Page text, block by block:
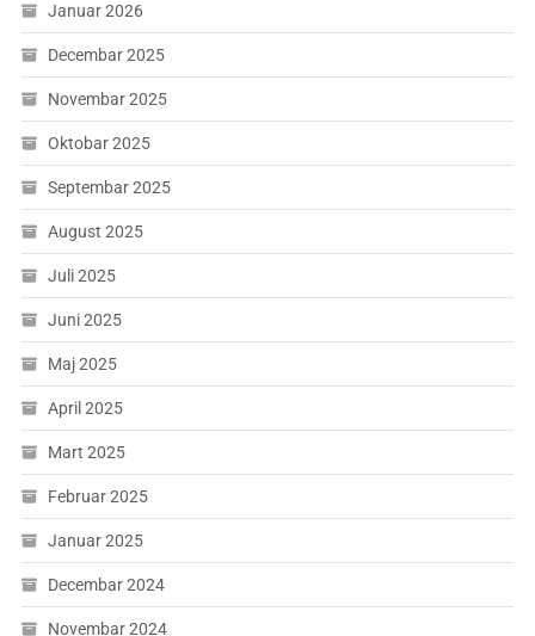
Januar 2026
Decembar 2025
Novembar 2025
Oktobar 2025
Septembar 2025
August 2025
Juli 2025
Juni 2025
Maj 2025
April 2025
Mart 2025
Februar 2025
Januar 2025
Decembar 2024
Novembar 2024